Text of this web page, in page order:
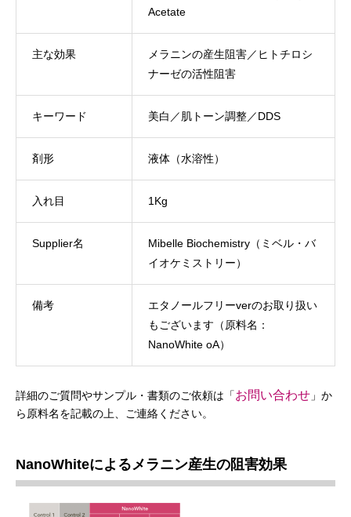
Acetate
主な効果
メラニンの産生阻害／ヒトチロシ
ナーゼの活性阻害
キーワード 美白／肌トーン調整／DDS
剤形 液体（水溶性）
入れ目 1Kg
Supplier名
Mibelle Biochemistry（ミベル・バ
イオケミストリー）
備考
エタノールフリーverのお取り扱い
もございます（原料名：
NanoWhite oA）
詳細のご質問やサンプル・書類のご依頼は「お問い合わせ 」か
ら原料名を記載の上、ご連絡ください。
NanoWhiteによるメラニン産生の阻害効果